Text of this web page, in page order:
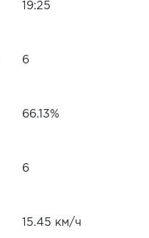
19:25
6
66.13%
6
15.45 км/ч